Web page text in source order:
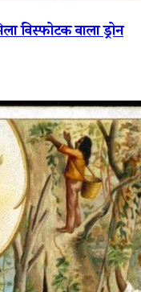
विस्फोटक वाला ड्रोन